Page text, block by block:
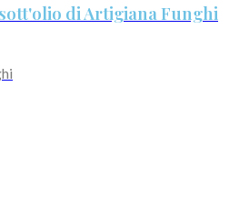
di Artigiana Funghi